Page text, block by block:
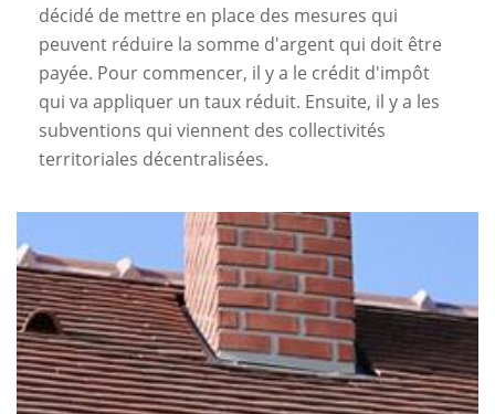
décidé de mettre en place des mesures qui
peuvent réduire la somme d'argent qui doit être
payée. Pour commencer, il y a le crédit d'impôt
qui va appliquer un taux réduit. Ensuite, il y a les
subventions qui viennent des collectivités
territoriales décentralisées.